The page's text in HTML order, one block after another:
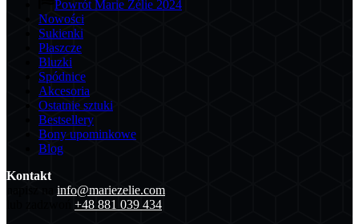
Powrót Marie Zélie 2024
Nowości
Sukienki
Płaszcze
Bluzki
Spódnice
Akcesoria
Ostatnie sztuki
Bestsellery
Bony upominkowe
Blog
Kontakt
info@mariezelie.com
+48 881 039 434